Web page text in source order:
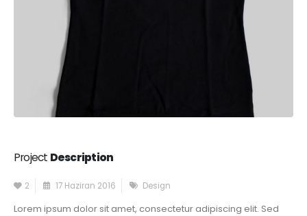
Project Description
2 17 Haziran 2016 Design
Lorem ipsum dolor sit amet, consectetur adipiscing elit. Sed